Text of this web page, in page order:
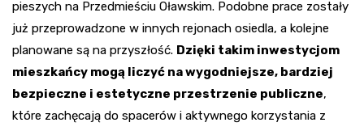
pieszych na Przedmieściu Oławskim. Podobne prace zostały
już przeprowadzone w innych rejonach osiedla, a kolejne
planowane są na przyszłość. Dzięki takim inwestycjom
mieszkańcy mogą liczyć na wygodniejsze, bardziej
bezpieczne i estetyczne przestrzenie publiczne,
które zachęcają do spacerów i aktywnego korzystania z